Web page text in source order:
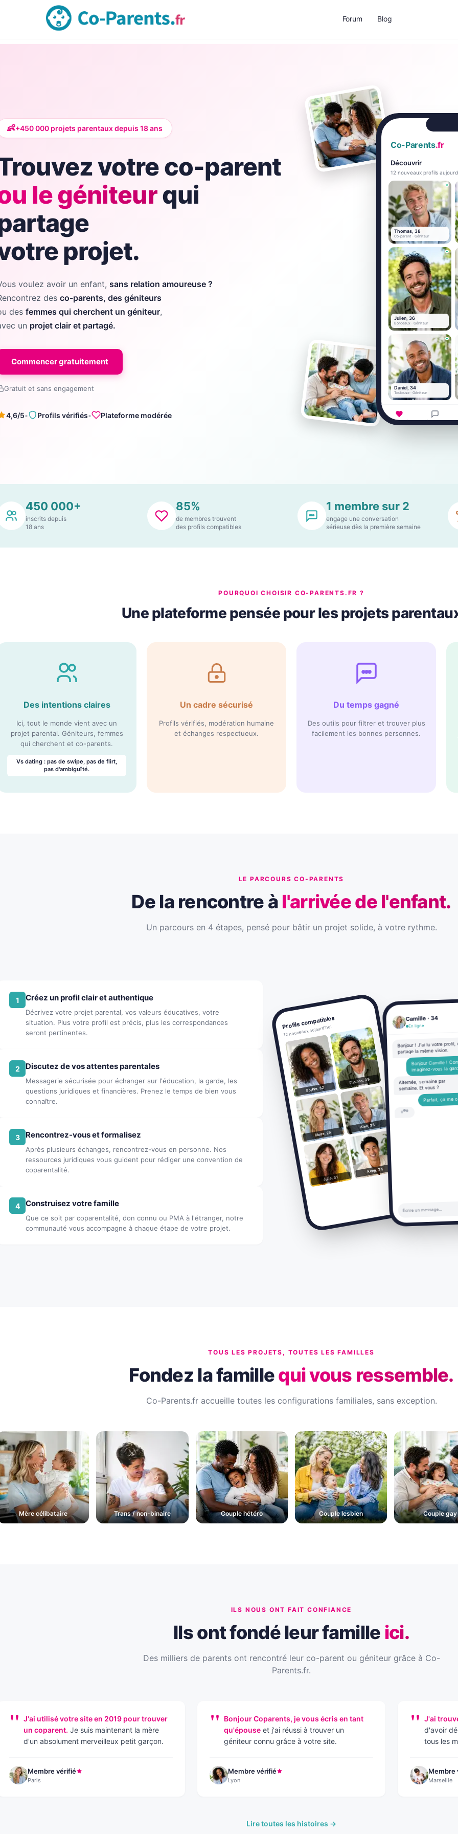
Forum Blog
👶+450 000 projets parentaux depuis 18ans
votre co-parent
le géniteurqui
projet.
voulez avoir un enfant, sans relation amoureuse ?
des co-parents, des géniteurs
des femmes qui cherchent un géniteur,
un projet clair et partagé.
Commencer gratuitement
Gratuit et sans engagement
4,6/5• Profils vérifiés• Plateforme modérée
Co-Parents.fr
Découvrir
12 nouveaux profils
Thomas, 38
Co-parent · Géniteur
Julien, 36
Bordeaux · Géniteur
Daniel, 34
Toulouse · Géniteur
Découvrir Messages
450 000+
inscrits depuis
18 ans
85%
de membres trouvent
des profils compatibles
1 membre sur 2
engage une conversation
sérieuse dès la première semaine
POURQUOI CHOISIR CO-PARENTS.FR ?
Une plateforme pensée pour les projets
Des intentions claires
Ici, tout le monde vient avec un
projet parental. Géniteurs, femmes
qui cherchent et co-parents.
Vs dating : pas de swipe, pas de flirt,
pas d'ambiguïté.
Un cadre sécurisé
Profils vérifiés, modération humaine
et échanges respectueux.
Du temps gagné
Des outils pour filtrer et trouver plus
facilement les bonnes personnes.
LE PARCOURS CO-PARENTS
De la rencontre à l'arrivée de l'enfant.
Un parcours en 4 étapes, pensé pour bâtir un projet solide, à votre rythme.
1 Créez un profil clair et authentique
Décrivez votre projet parental, vos valeurs éducatives, votre
situation. Plus votre profil est précis, plus les correspondances
seront pertinentes.
2 Discutez de vos attentes parentales
Messagerie sécurisée pour échanger sur l'éducation, la garde, les
questions juridiques et financières. Prenez le temps de bien vous
connaître.
3 Rencontrez-vous et formalisez
Après plusieurs échanges, rencontrez-vous en personne. Nos
ressources juridiques vous guident pour rédiger une convention de
coparentalité.
4 Construisez votre famille
Que ce soit par coparentalité, don connu ou PMA à l'étranger, notre
communauté vous accompagne à chaque étape de votre projet.
Profils compatibles
12 nouveaux aujourd'hui
Sophie, 32
Thomas, 38
Claire, 29
Alex, 35
Julie, 31
Kenji, 34
Camille · 34
En ligne
Bonjour ! J'ai lu votre profil,
partage la même vision.
Bonjour Camille !
imaginez-vous la
Alternée, semaine par
semaine. Et vous ?
Parfait, ça me
Écrire un message...
TOUS LES PROJETS, TOUTES LES FAMILLES
Fondez la famillequi vous ressemble.
Co-Parents.fr accueille toutes les configurations familiales, sans exception.
Mère célibataire Trans / non-binaire Couple hétéro Couple lesbien Couple gay
ILS NOUS ONT FAIT CONFIANCE
Ils ont fondé leur famille ici.
Des milliers de parents ont rencontré leur co-parent ou géniteur grâce à Co-
Parents.fr.
" J'ai utilisé votre site en 2019 pour trouver
un coparent. Je suis maintenant la mère
d'un absolument merveilleux petit garçon.
Membre vérifié
Paris
"
Bonjour Coparents, je vous écris en tant
qu'épouse et j'ai réussi à trouver un
géniteur connu grâce à votre site.
Membre vérifié
Lyon
" J'ai
d'avoir
tous les
Membre
Marseille
Lire toutes les histoires →